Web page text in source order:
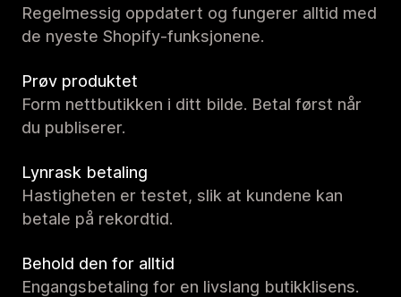
Regelmessig oppdatert og fungerer alltid med
de nyeste Shopify-funksjonene.
Prøv produktet
Form nettbutikken i ditt bilde. Betal først når
du publiserer.
Lynrask betaling
Hastigheten er testet, slik at kundene kan
betale på rekordtid.
Behold den for alltid
Engangsbetaling for en livslang butikklisens.